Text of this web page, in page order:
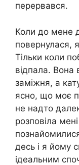
перервався.
Коли до мене
повернулася, я
Тільки коли
відпала. Вона
заміжня, а
ясно, що моє
не надто
розповіла
десь і я йому
ідеальним